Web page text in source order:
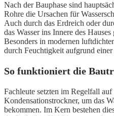
Nach der Bauphase sind
Rohre die Ursachen für
Auch durch das Erdreich oder
das Wasser ins Innere des Hauses
Besonders in modernen
durch Feuchtigkeit aufgrund
So funktioniert die
Fachleute setzten im Regelfall
Kondensationstrockner, um das
bekommen. Im Kern bestehen